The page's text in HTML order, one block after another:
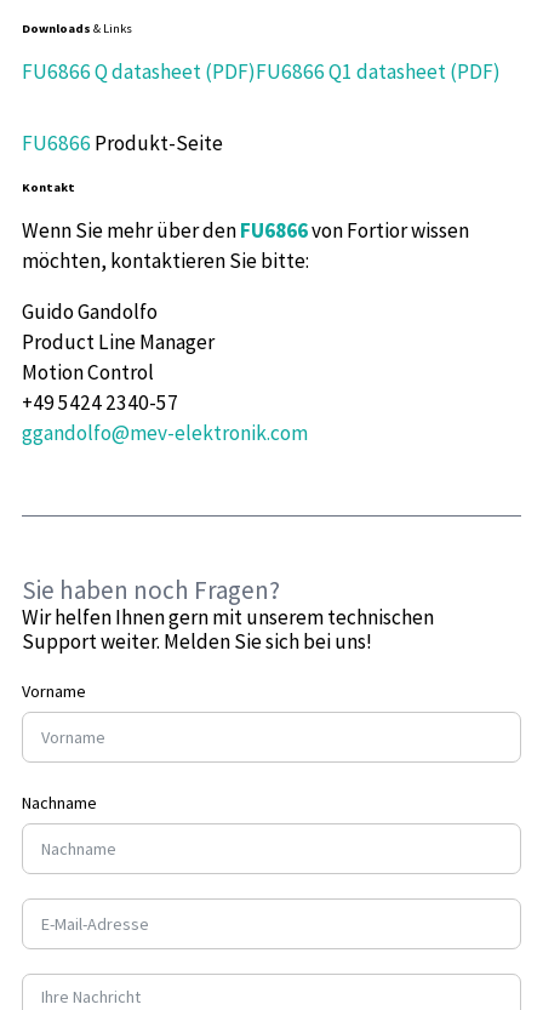
Downloads & Links
FU6866 Q datasheet (PDF)FU6866 Q1 datasheet (PDF)
FU6866Produkt-Seite
Kontakt
Wenn Sie mehr über denFU6866von Fortior wissen
möchten, kontaktieren Sie bitte:
Guido Gandolfo
Product Line Manager
Motion Control
+49 5424 2340-57
ggandolfo@mev-elektronik.com
Sie haben noch Fragen?
Wir helfen Ihnen gern mit unserem technischen
Support weiter. Melden Sie sich bei uns!
Vorname
Nachname